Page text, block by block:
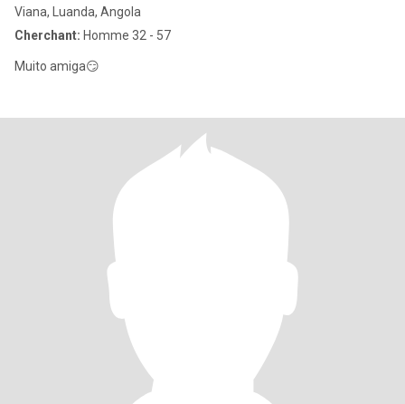
Viana, Luanda, Angola
Cherchant: Homme 32 - 57
Muito amiga😏